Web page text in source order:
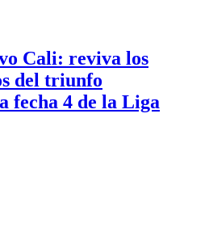
Cali: reviva los
del triunfo
fecha 4 de la Liga